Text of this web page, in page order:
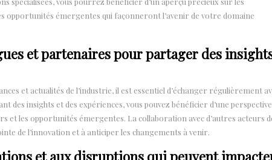
opportunités émergentes qui façonneront l’avenir de votre domaine
et partenaires pour partager des
et actualités de l’industrie, il est essentiel d’échanger régulièrement
des insights et des expériences, vous pouvez bénéficier d’une perspective
et les opportunités émergentes. La collaboration avec d’autres acteurs
de l’innovation et à anticiper les changements à venir.